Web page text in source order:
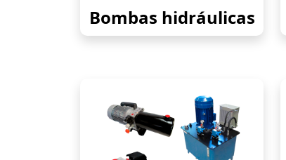
Bombas hidráulicas